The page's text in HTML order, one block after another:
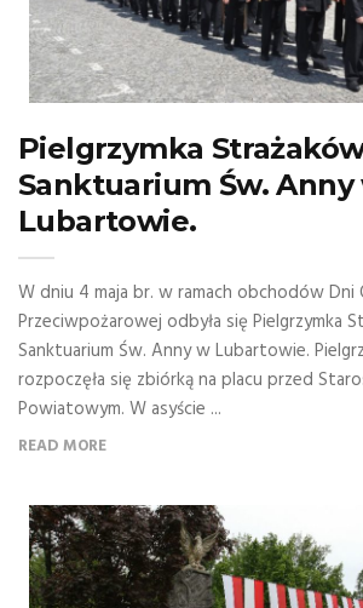
Pielgrzymka
Sanktuarium Św. Anny
Lubartowie.
W dniu 4 maja br. w ramach obchodów Dni
Przeciwpożarowej odbyła się Pielgrzymka
Sanktuarium Św. Anny w Lubartowie.
rozpoczęła się zbiórką na placu przed
Powiatowym. W asyście ...
READ MORE